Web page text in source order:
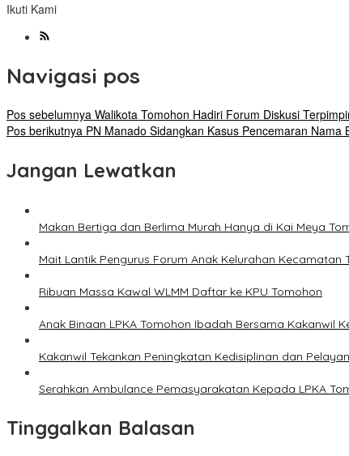
Ikuti Kami
Navigasi pos
Pos sebelumnya Walikota Tomohon Hadiri Forum Diskusi
Pos berikutnya PN Manado Sidangkan Kasus Pencemaran Nama
Jangan Lewatkan
Makan Bertiga dan Berlima Murah Hanya di Kai Meya
Mait Lantik Pengurus Forum Anak Kelurahan Kecamatan
Ribuan Massa Kawal WLMM Daftar ke KPU Tomohon
Anak Binaan LPKA Tomohon Ibadah Bersama Kakanwil
Kakanwil Tekankan Peningkatan Kedisiplinan dan
Serahkan Ambulance Pemasyarakatan Kepada LPKA
Tinggalkan Balasan